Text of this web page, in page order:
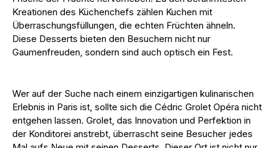
Kreationen des Küchenchefs zählen Kuchen mit
Überraschungsfüllungen, die echten Früchten ähneln.
Diese Desserts bieten den Besuchern nicht nur
Gaumenfreuden, sondern sind auch optisch ein Fest.
Wer auf der Suche nach einem einzigartigen kulinarischen
Erlebnis in Paris ist, sollte sich die Cédric Grolet Opéra nicht
entgehen lassen. Grolet, das Innovation und Perfektion in
der Konditorei anstrebt, überrascht seine Besucher jedes